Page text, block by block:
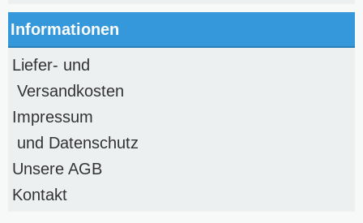
Informationen
Liefer- und
Versandkosten
Impressum
und Datenschutz
Unsere AGB
Kontakt